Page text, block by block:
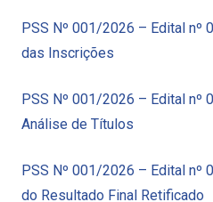
PSS Nº 001/2026 – Edital nº
das Inscrições
PSS Nº 001/2026 – Edital nº
Análise de Títulos
PSS Nº 001/2026 – Edital nº
do Resultado Final Retificado